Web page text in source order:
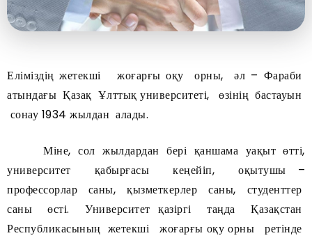
Еліміздің жетекші жоғарғы оқу орны, әл – Фараби
атындағы Қазақ Ұлттық университеті, өзінің бастауын
сонау 1934 жылдан алады.
Міне, сол жылдардан бері қаншама уақыт өтті,
университет қабырғасы кеңейіп, оқытушы –
профессорлар саны, қызметкерлер саны, студенттер
саны өсті. Университет қазіргі таңда Қазақстан
Республикасының жетекші жоғарғы оқу орны ретінде